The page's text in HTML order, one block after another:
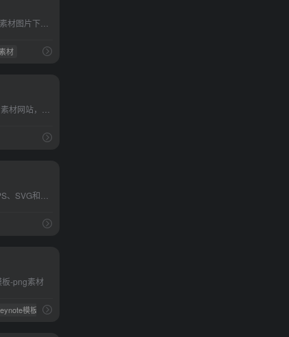
材
-png素材
模板 # png素材